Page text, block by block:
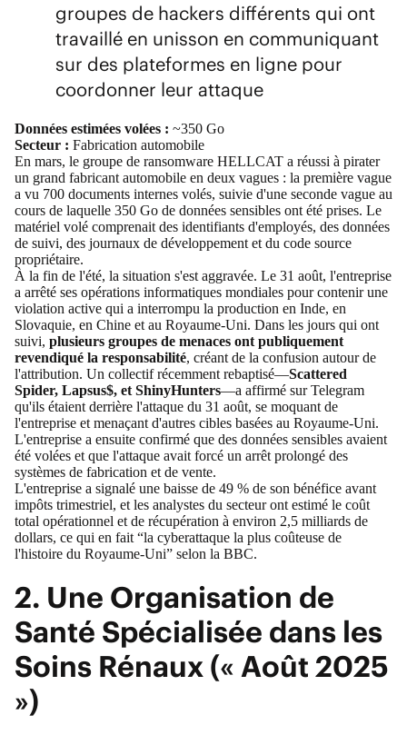
groupes de hackers différents qui ont
travaillé en unisson en communiquant
sur des plateformes en ligne pour
coordonner leur attaque
Données estimées volées : ~350 Go
Secteur : Fabrication automobile
En mars, le groupe de ransomware HELLCAT a réussi à pirater
un grand fabricant automobile en deux vagues : la première vague
a vu 700 documents internes volés, suivie d'une seconde vague au
cours de laquelle 350 Go de données sensibles ont été prises. Le
matériel volé comprenait des identifiants d'employés, des données
de suivi, des journaux de développement et du code source
propriétaire.
À la fin de l'été, la situation s'est aggravée. Le 31 août, l'entreprise
a arrêté ses opérations informatiques mondiales pour contenir une
violation active qui a interrompu la production en Inde, en
Slovaquie, en Chine et au Royaume-Uni. Dans les jours qui ont
suivi, plusieurs groupes de menaces ont publiquement
revendiqué la responsabilité, créant de la confusion autour de
l'attribution. Un collectif récemment rebaptisé—Scattered
Spider, Lapsus$, et ShinyHunters—a affirmé sur Telegram
qu'ils étaient derrière l'attaque du 31 août, se moquant de
l'entreprise et menaçant d'autres cibles basées au Royaume-Uni.
L'entreprise a ensuite confirmé que des données sensibles avaient
été volées et que l'attaque avait forcé un arrêt prolongé des
systèmes de fabrication et de vente.
L'entreprise a signalé une baisse de 49 % de son bénéfice avant
impôts trimestriel, et les analystes du secteur ont estimé le coût
total opérationnel et de récupération à environ 2,5 milliards de
dollars, ce qui en fait “la cyberattaque la plus coûteuse de
l'histoire du Royaume-Uni” selon la BBC.
2. Une Organisation de
Santé Spécialisée dans les
Soins Rénaux (« Août 2025
»)